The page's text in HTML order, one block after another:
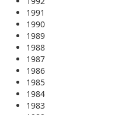
1991
1990
1989
1988
1987
1986
1985
1984
1983